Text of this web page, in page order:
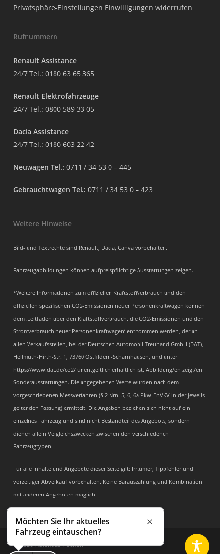
Privatsphäre-Einstellungen Einwilligungen widerrufen
Rufnummern
Renault Assistance
24/7 Tel.: 0180 63 65 365
Renault Elektrofahrzeuge
24/7 Tel.: 0800 589 33 05
Dacia Assistance
24/7 Tel.: 0180 603 22 42
Neuwagen Tel.: 0711 / 34 53 0 – 445
Gebrauchtwagen Tel.: 0711 / 34 53 0 – 423
Weitere Hinweise
Bild- und Textrechte sind Renault, Dacia, Canva vorbehalten.
Fahrzeugabbildungen können aufpreispflichtige Ausstattungen zeigen.
*Weitere Informationen zum offiziellen Kraftstoffverbrauch und den
offiziellen spezifischen CO2-Emissionen neuer Personenkraftwagen können
dem ‚Leitfaden über den Kraftstoffverbrauch, die CO2-Emissionen und den
Stromverbrauch neuer Personenkraftwagen‘ entnommen werden, der an
allen Verkaufsstellen, bei der Deutschen Automobil Treuhand GmbH (DAT),
Hellmuth-Hirth-Str. 1, 73760 Ostfildern-Scharnhausen, und unter
https://www.dat.de/co2/ unentgeltlich erhältlich ist. Abbildung/en zeigt/en
Sonderausstattungen. Die angegebenen Werte wurden nach dem
vorgeschriebenen Messverfahren (§ 2 Nrn. 5, 6, 6a Pkw-EnVKV in der jeweils
geltenden Fassung) ermittelt. Die Angaben beziehen sich nicht auf ein
einzelnes Fahrzeug und sind nicht Bestandteil des Angebots, sondern
dienen allein Vergleichszwecken zwischen den verschiedenen
Fahrzeugtypen.
Für alle Inhalte und Angebote dieser Seite gilt: Irrtümer, Tippfehler und
vorzeitiger Abverkauf vorbehalten. Keine Barauszahlung und Kombination
mit anderen Angeboten möglich.
© 2026 Autohaus Fischer.
Möchten Sie Ihr aktuelles
Fahrzeug eintauschen?
Schließen